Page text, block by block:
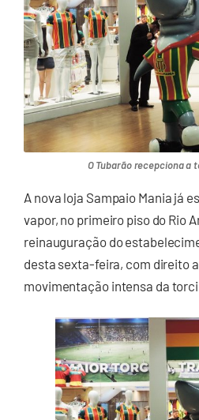
O Tubarão recepciona a
A nova loja Sampaio Mania já
vapor, no primeiro piso do Rio
reinauguração do
desta sexta-feira, com direito
movimentação intensa da